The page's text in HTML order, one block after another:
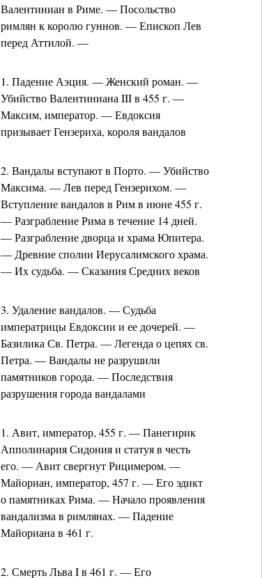
Валентиниан в Риме. — Посольство
римлян к королю гуннов. — Епископ Лев
перед Аттилой. —
1. Падение Аэция. — Женский роман. —
Убийство Валентиниана III в 455 г. —
Максим, император. — Евдоксия
призывает Гензериха, короля вандалов
2. Вандалы вступают в Порто. — Убийство
Максима. — Лев перед Гензерихом. —
Вступление вандалов в Рим в июне 455 г.
— Разграбление Рима в течение 14 дней.
— Разграбление дворца и храма Юпитера.
— Древние сполии Иерусалимского храма.
— Их судьба. — Сказания Средних веков
3. Удаление вандалов. — Судьба
императрицы Евдоксии и ее дочерей. —
Базилика Св. Петра. — Легенда о цепях св.
Петра. — Вандалы не разрушили
памятников города. — Последствия
разрушения города вандалами
1. Авит, император, 455 г. — Панегирик
Апполинария Сидония и статуя в честь
его. — Авит свергнут Рицимером. —
Майориан, император, 457 г. — Его эдикт
о памятниках Рима. — Начало проявления
вандализма в римлянах. — Падение
Майориана в 461 г.
2. Смерть Льва I в 461 г. — Его